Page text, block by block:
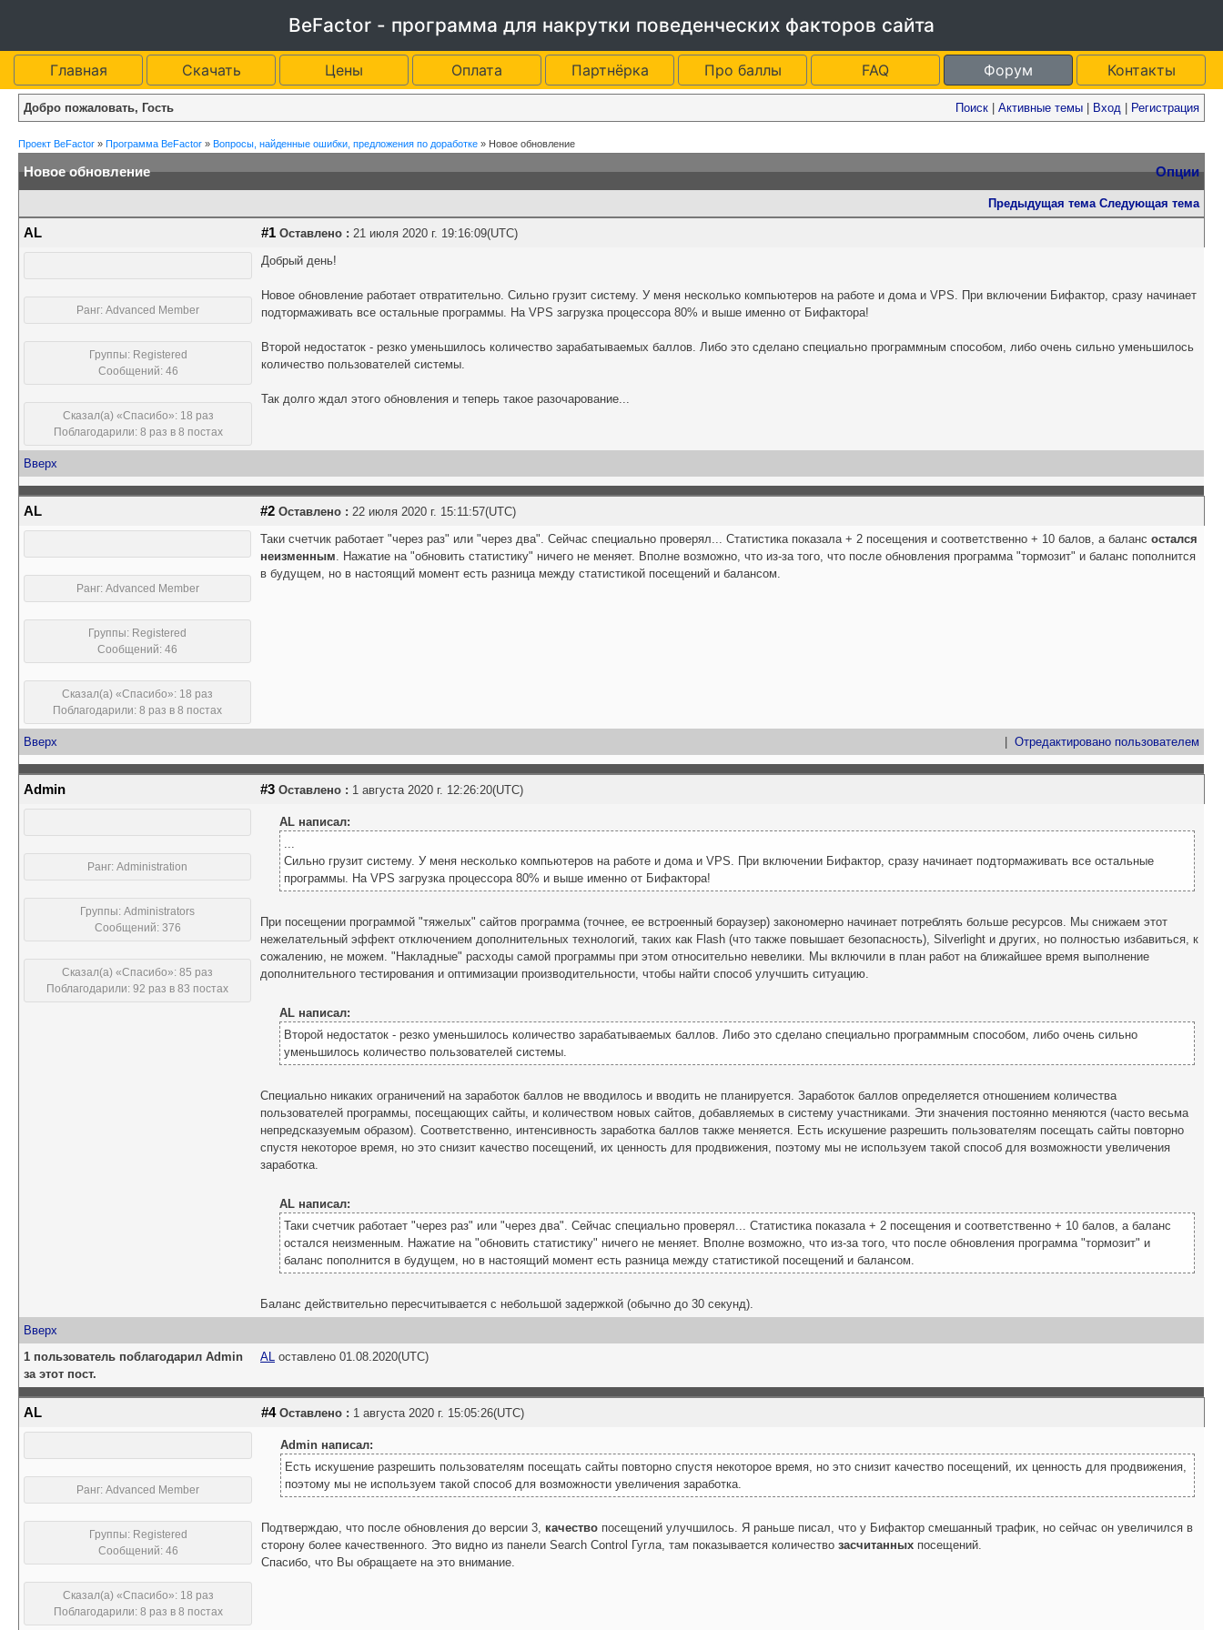
BeFactor - программа для накрутки поведенческих факторов сайта
Главная Скачать Цены Оплата Партнёрка Про баллы FAQ Форум Контакты
Добро пожаловать, Гость Поиск Активные темы Вход Регистрация
Проект BeFactor » Программа BeFactor » Вопросы, найденные ошибки, предложения по доработке » Новое обновление
Новое обновление Опции
Предыдущая тема Следующая тема
AL #1 Оставлено : 21 июля 2020 г. 19:16:09(UTC)
Ранг: Advanced Member
Группы: Registered
Сообщений: 46
Сказал(а) «Спасибо»: 18 раз
Поблагодарили: 8 раз в 8 постах
Добрый день!
Новое обновление работает отвратительно. Сильно грузит систему. У меня несколько компьютеров на работе и дома и VPS. При включении Бифактор, сразу начинает
подтормаживать все остальные программы. На VPS загрузка процессора 80% и выше именно от Бифактора!
Второй недостаток - резко уменьшилось количество зарабатываемых баллов. Либо это сделано специально программным способом, либо очень сильно уменьшилось
количество пользователей системы.
Так долго ждал этого обновления и теперь такое разочарование...
Вверх
AL #2 Оставлено : 22 июля 2020 г. 15:11:57(UTC)
Ранг: Advanced Member
Группы: Registered
Сообщений: 46
Сказал(а) «Спасибо»: 18 раз
Поблагодарили: 8 раз в 8 постах
Таки счетчик работает "через раз" или "через два". Сейчас специально проверял... Статистика показала + 2 посещения и соответственно + 10 балов, а баланс остался
неизменным. Нажатие на "обновить статистику" ничего не меняет. Вполне возможно, что из-за того, что после обновления программа "тормозит" и баланс пополнится
в будущем, но в настоящий момент есть разница между статистикой посещений и балансом.
Вверх Отредактировано пользователем
Admin #3 Оставлено : 1 августа 2020 г. 12:26:20(UTC)
Ранг: Administration
Группы: Administrators
Сообщений: 376
Сказал(а) «Спасибо»: 85 раз
Поблагодарили: 92 раз в 83 постах
AL написал:
...
Сильно грузит систему. У меня несколько компьютеров на работе и дома и VPS. При включении Бифактор, сразу начинает подтормаживать все остальные
программы. На VPS загрузка процессора 80% и выше именно от Бифактора!
При посещении программой "тяжелых" сайтов программа (точнее, ее встроенный бораузер) закономерно начинает потреблять больше ресурсов. Мы снижаем этот
нежелательный эффект отключением дополнительных технологий, таких как Flash (что также повышает безопасность), Silverlight и других, но полностью избавиться, к
сожалению, не можем. "Накладные" расходы самой программы при этом относительно невелики. Мы включили в план работ на ближайшее время выполнение
дополнительного тестирования и оптимизации производительности, чтобы найти способ улучшить ситуацию.
AL написал:
Второй недостаток - резко уменьшилось количество зарабатываемых баллов. Либо это сделано специально программным способом, либо очень сильно
уменьшилось количество пользователей системы.
Специально никаких ограничений на заработок баллов не вводилось и вводить не планируется. Заработок баллов определяется отношением количества
пользователей программы, посещающих сайты, и количеством новых сайтов, добавляемых в систему участниками. Эти значения постоянно меняются (часто весьма
непредсказуемым образом). Соответственно, интенсивность заработка баллов также меняется. Есть искушение разрешить пользователям посещать сайты повторно
спустя некоторое время, но это снизит качество посещений, их ценность для продвижения, поэтому мы не используем такой способ для возможности увеличения
заработка.
AL написал:
Таки счетчик работает "через раз" или "через два". Сейчас специально проверял... Статистика показала + 2 посещения и соответственно + 10 балов, а баланс
остался неизменным. Нажатие на "обновить статистику" ничего не меняет. Вполне возможно, что из-за того, что после обновления программа "тормозит" и
баланс пополнится в будущем, но в настоящий момент есть разница между статистикой посещений и балансом.
Баланс действительно пересчитывается с небольшой задержкой (обычно до 30 секунд).
Вверх
1 пользователь поблагодарил Admin
за этот пост.
AL оставлено 01.08.2020(UTC)
AL #4Оставлено : 1 августа 2020 г. 15:05:26(UTC)
Ранг: Advanced Member
Группы: Registered
Сообщений: 46
Сказал(а) «Спасибо»: 18 раз
Поблагодарили: 8 раз в 8 постах
Admin написал:
Есть искушение разрешить пользователям посещать сайты повторно спустя некоторое время, но это снизит качество посещений, их ценность для продвижения,
поэтому мы не используем такой способ для возможности увеличения заработка.
Подтверждаю, что после обновления до версии 3, качество посещений улучшилось. Я раньше писал, что у Бифактор смешанный трафик, но сейчас он увеличился в
сторону более качественного. Это видно из панели Search Control Гугла, там показывается количество засчитанных посещений.
Спасибо, что Вы обращаете на это внимание.